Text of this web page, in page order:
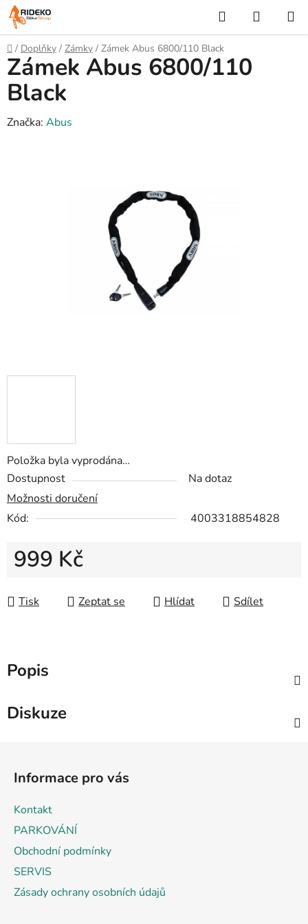
Přejít
na
obsah
Hledat
KOŠÍK
Domů
/ Doplňky / Zámky / Zámek Abus 6800/110 Black
Položka byla vyprodána…
Dostupnost
Na dotaz
Možnosti doručení
Kód:
4003318854828
999 Kč
Tisk
Zeptat se Hlídat Sdílet
Zámek Abus 6800/110
Black
Značka: Abus
Popis
Diskuze
Informace pro vás
Kontakt
PARKOVÁNÍ
Obchodní podmínky
SERVIS
Zásady ochrany osobních údajů